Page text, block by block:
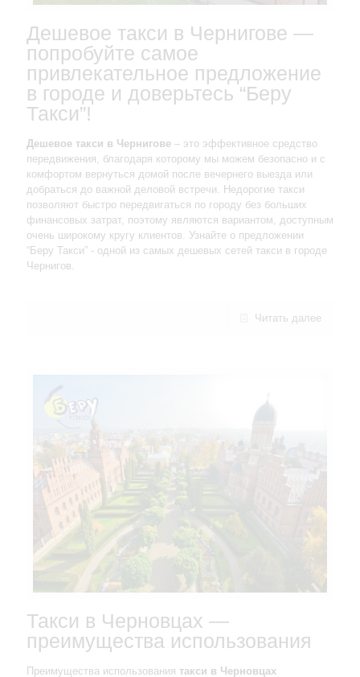
Дешевое такси в Чернигове —
попробуйте самое
привлекательное предложение
в городе и доверьтесь “Беру
Такси”!
Дешевое такси в Чернигове – это эффективное средство
передвижения, благодаря которому мы можем безопасно и с
комфортом вернуться домой после вечернего выезда или
добраться до важной деловой встречи. Недорогие такси
позволяют быстро передвигаться по городу без больших
финансовых затрат, поэтому являются вариантом, доступным
очень широкому кругу клиентов. Узнайте о предложении
“Беру Такси” - одной из самых дешевых сетей такси в городе
Чернигов.
Читать далее
Такси в Черновцах —
преимущества использования
Преимущества использования такси в Черновцах